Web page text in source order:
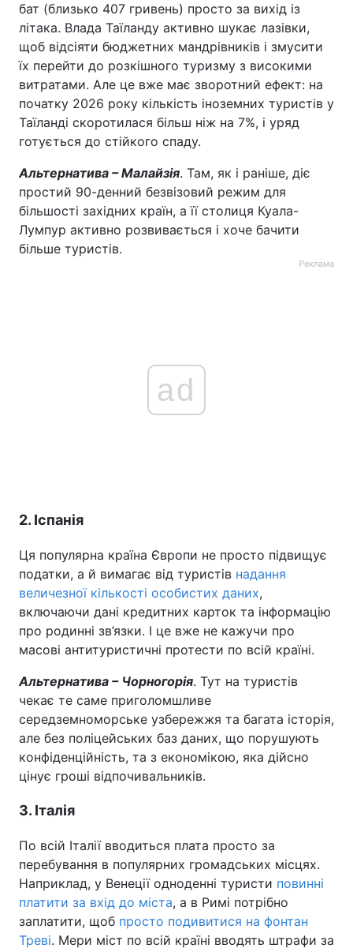
бат (близько 407 гривень) просто за вихід із
літака. Влада Таїланду активно шукає лазівки,
щоб відсіяти бюджетних мандрівників і змусити
їх перейти до розкішного туризму з високими
витратами. Але це вже має зворотний ефект: на
початку 2026 року кількість іноземних туристів у
Таїланді скоротилася більш ніж на 7%, і уряд
готується до стійкого спаду.
Альтернатива – Малайзія. Там, як і раніше, діє
простий 90-денний безвізовий режим для
більшості західних країн, а її столиця Куала-
Лумпур активно розвивається і хоче бачити
більше туристів.
Реклама
ad
2. Іспанія
Ця популярна країна Європи не просто підвищує
податки, а й вимагає від туристів надання
величезної кількості особистих даних,
включаючи дані кредитних карток та інформацію
про родинні зв’язки. І це вже не кажучи про
масові антитуристичні протести по всій країні.
Альтернатива – Чорногорія. Тут на туристів
чекає те саме приголомшливе
середземноморське узбережжя та багата історія,
але без поліцейських баз даних, що порушують
конфіденційність, та з економікою, яка дійсно
цінує гроші відпочивальників.
3. Італія
По всій Італії вводиться плата просто за
перебування в популярних громадських місцях.
Наприклад, у Венеції одноденні туристи повинні
платити за вхід до міста, а в Римі потрібно
заплатити, щоб просто подивитися на фонтан
Треві. Мери міст по всій країні вводять штрафи за